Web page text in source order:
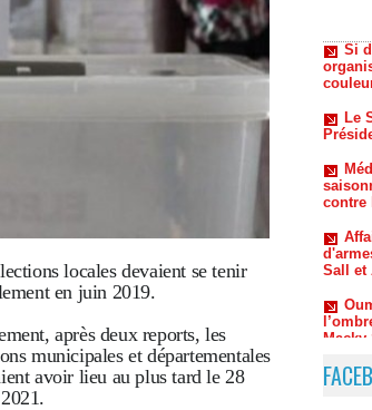
locales devaient se tenir
en juin 2019.
après deux reports, les
municipales et départementales
avoir lieu au plus tard le 28
Le
contre
Sall et
Macky